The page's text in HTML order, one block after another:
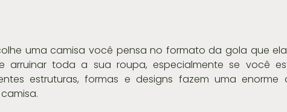
uma camisa você pensa no formato da gola que
arruinar toda a sua roupa, especialmente se você
estruturas, formas e designs fazem uma enorme